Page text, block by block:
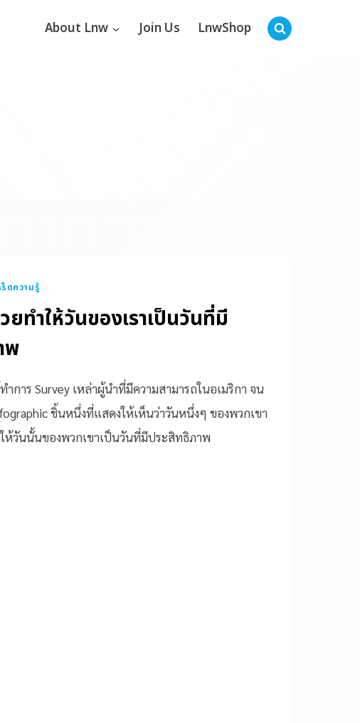
About Lnw Join Us LnwShop
ดความรู้
ยทำให้วันของเราเป็นวันที่มี
พ
ำการ Survey เหล่าผู้นำที่มีความสามารถในอเมริกา จน
ชิ้นหนึ่งที่แสดงให้เห็นว่าวันหนึ่งๆ ของพวกเขา
ห้วันนั้นของพวกเขาเป็นวันที่มีประสิทธิภาพ